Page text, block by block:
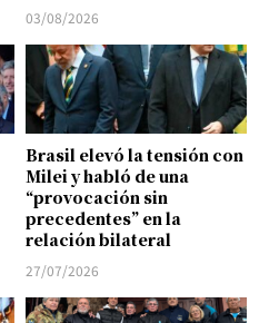
03/08/2026
Brasil elevó la tensión con
Milei y habló de una
“provocación sin
precedentes” en la
relación bilateral
27/07/2026